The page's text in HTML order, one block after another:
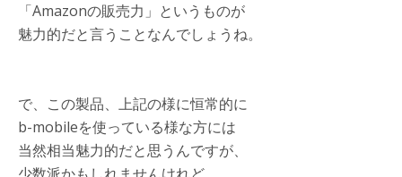
「Amazonの販売力」というものが
魅力的だと言うことなんでしょうね。
で、この製品、上記の様に恒常的に
b-mobileを使っている様な方には
当然相当魅力的だと思うんですが、